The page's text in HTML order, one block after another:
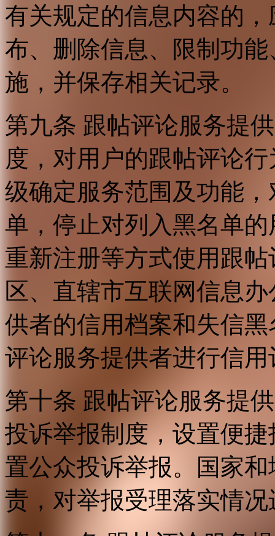
有关规定的信息内容的
布、删除信息、限制功
施，并保存相关记录。
第九条 跟帖评论服务提
度，对用户的跟帖评论
级确定服务范围及功能
单，停止对列入黑名单
重新注册等方式使用跟
区、直辖市互联网信息
供者的信用档案和失信
评论服务提供者进行信用
第十条 跟帖评论服务提
投诉举报制度，设置便
置公众投诉举报。国家
责，对举报受理落实情